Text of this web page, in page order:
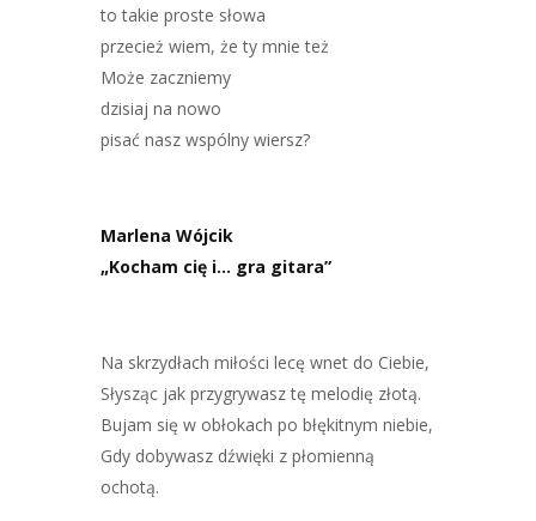
to takie proste słowa
przecież wiem, że ty mnie też
Może zaczniemy
dzisiaj na nowo
pisać nasz wspólny wiersz?
Marlena Wójcik
„Kocham cię i… gra gitara”
Na skrzydłach miłości lecę wnet do Ciebie,
Słysząc jak przygrywasz tę melodię złotą.
Bujam się w obłokach po błękitnym niebie,
Gdy dobywasz dźwięki z płomienną
ochotą.